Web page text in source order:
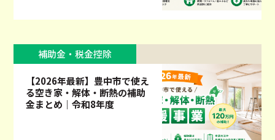
補助金・税金控除
【2026年最新】豊中市で使え
る空き家・解体・断熱の補助
金まとめ｜令和8年度